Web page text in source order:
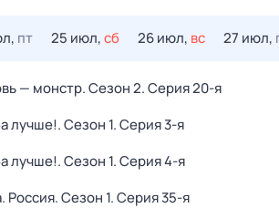
пт 25 июл,сб 26 июл, вс 27 июл,
— монстр. Сезон 2. Серия 20-я
лучше!. Сезон 1. Серия 3-я
лучше!. Сезон 1. Серия 4-я
Россия. Сезон 1. Серия 35-я